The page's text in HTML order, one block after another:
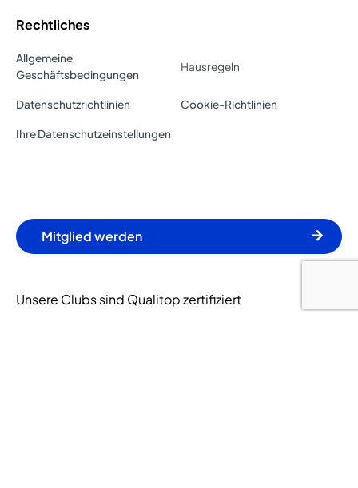
Rechtliches
Allgemeine
Geschäftsbedingungen
Hausregeln
Datenschutzrichtlinien Cookie-Richtlinien
Ihre Datenschutzeinstellungen
Mitglied werden
Unsere Clubs sind Qualitop zertifiziert